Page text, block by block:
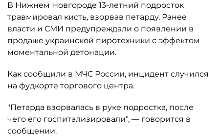
В Нижнем Новгороде 13-летний подросток
травмировал кисть, взорвав петарду. Ранее
власти и СМИ предупреждали о появлении в
продаже украинской пиротехники с эффектом
моментальной детонации.
Как сообщили в МЧС России, инцидент случился
на фудкорте торгового центра.
"Петарда взорвалась в руке подростка, после
чего его госпитализировали", — говорится в
сообщении.